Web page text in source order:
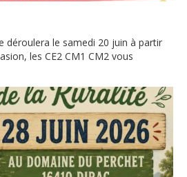
déroulera le samedi 20 juin à partir
les CE2 CM1 CM2 vous